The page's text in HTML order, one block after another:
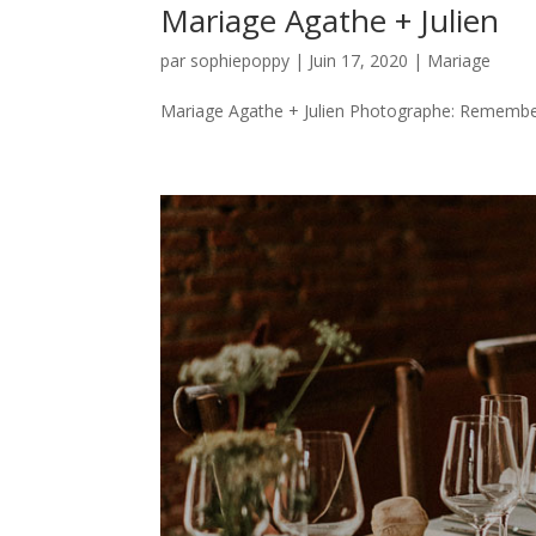
Mariage Agathe + Julien
par sophiepoppy | Juin 17, 2020 | Mariage
Mariage Agathe + Julien Photographe: